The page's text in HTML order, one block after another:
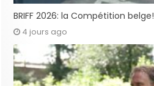
BRIFF 2026: la Compétition belge!
4 jours ago